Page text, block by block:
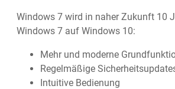
Windows 7 wird in naher Zukunft 10
Windows 7 auf Windows 10:
Mehr und moderne
Regelmäßige
Intuitive Bedienung